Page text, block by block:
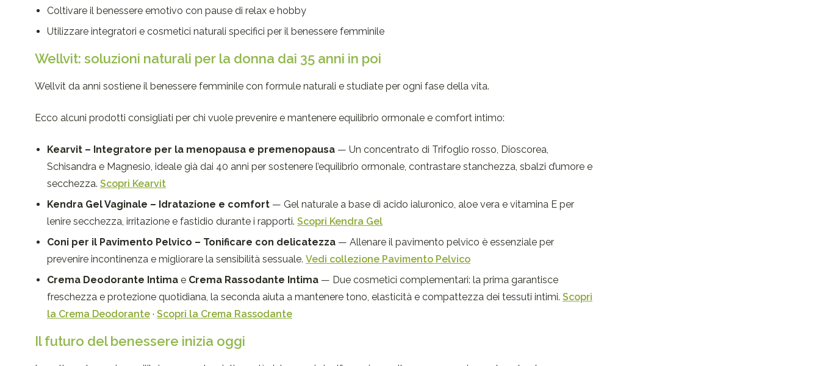
Coltivare il benessere emotivo con pause di relax e hobby
Utilizzare integratori e cosmetici naturali specifici per il benessere femminile
Wellvit: soluzioni naturali per la donna dai 35 anni in poi
Wellvit da anni sostiene il benessere femminile con formule naturali e studiate per ogni fase della vita.
Ecco alcuni prodotti consigliati per chi vuole prevenire e mantenere equilibrio ormonale e comfort intimo:
Kearvit – Integratore per la menopausa e premenopausa — Un concentrato di Trifoglio rosso, Dioscorea,
Schisandra e Magnesio, ideale già dai 40 anni per sostenere l’equilibrio ormonale, contrastare stanchezza, sbalzi d’umore e
secchezza. Scopri Kearvit
Kendra Gel Vaginale – Idratazione e comfort — Gel naturale a base di acido ialuronico, aloe vera e vitamina E per
lenire secchezza, irritazione e fastidio durante i rapporti. Scopri Kendra Gel
Coni per il Pavimento Pelvico – Tonificare con delicatezza — Allenare il pavimento pelvico è essenziale per
prevenire incontinenza e migliorare la sensibilità sessuale. Vedi collezione Pavimento Pelvico
Crema Deodorante Intima e Crema Rassodante Intima — Due cosmetici complementari: la prima garantisce
freschezza e protezione quotidiana, la seconda aiuta a mantenere tono, elasticità e compattezza dei tessuti intimi. Scopri
la Crema Deodorante · Scopri la Crema Rassodante
Il futuro del benessere inizia oggi